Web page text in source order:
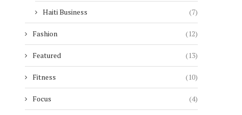
Haiti Business (7)
Fashion (12)
Featured (13)
Fitness (10)
Focus (4)